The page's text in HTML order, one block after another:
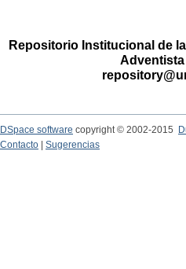
Repositorio Institucional de
Adventista
DSpace software copyright © 2002-2015
Contacto
Sugerencias